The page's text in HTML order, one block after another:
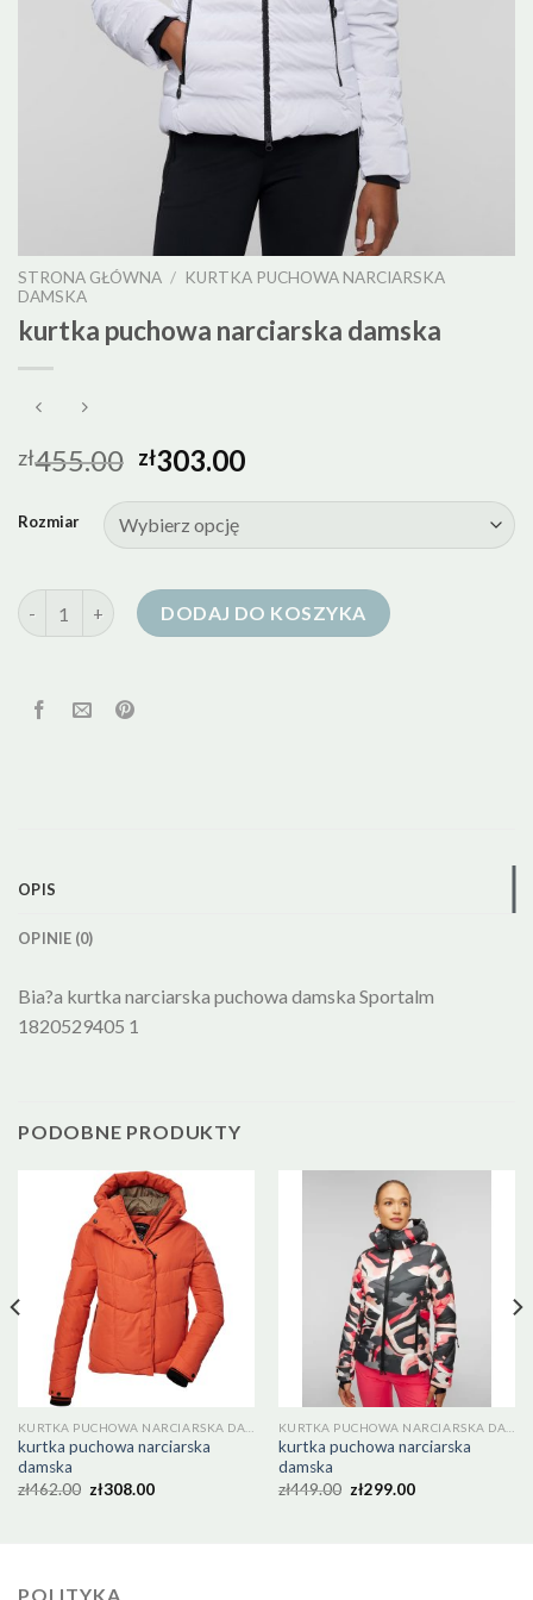
STRONA GŁÓWNA / KURTKA PUCHOWA NARCIARSKA
DAMSKA
kurtka puchowa narciarska damska
zł455.00 zł303.00
Rozmiar
ilość kurtka puchowa narciarska damska
DODAJ DO KOSZYKA
OPIS
OPINIE (0)
Bia?a kurtka narciarska puchowa damska Sportalm
1820529405 1
PODOBNE PRODUKTY
kurtka puchowa narciarska
damska
zł462.00 zł308.00
kurtka puchowa narciarska
damska
zł449.00 zł299.00
POLITYKA